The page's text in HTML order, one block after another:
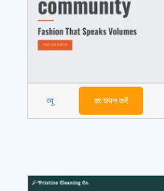
व्यू का चयन करें